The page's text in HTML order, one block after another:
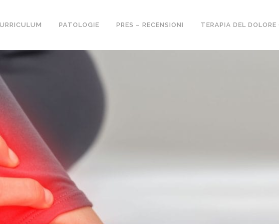
PATOLOGIE PRES – RECENSIONI TERAPIA DEL